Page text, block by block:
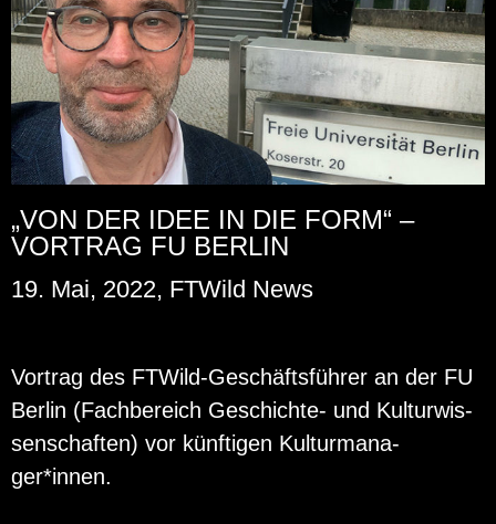
„VON DER IDEE IN DIE FORM“ –
VORTRAG FU BERLIN
19. Mai, 2022, FTWild News
Vor­trag des FT­Wild-Ge­schäfts­füh­rer an der FU
Ber­lin (Fach­be­reich Ge­schich­te- und Kul­tur­wis­
sen­schaf­ten) vor künf­ti­gen Kul­tur­ma­na­
ger*innen.